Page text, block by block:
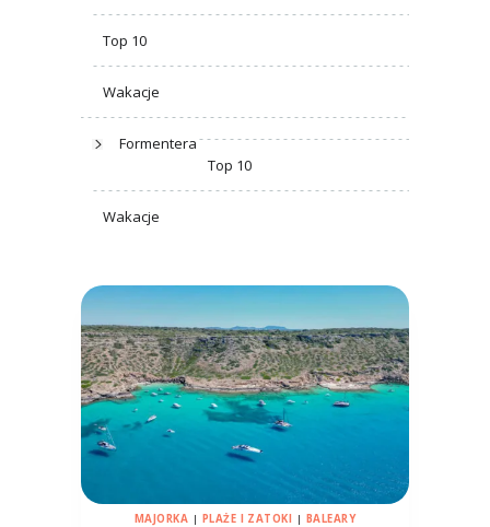
Top 10
Wakacje
Formentera
Top 10
Wakacje
MAJORKA | PLAŻE I ZATOKI | BALEARY